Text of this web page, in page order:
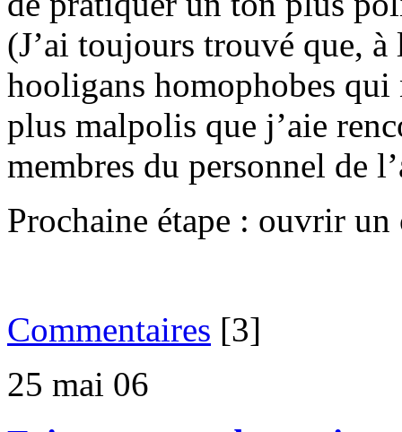
(J’ai toujours trouvé que, à
hooligans homophobes qui
plus malpolis que j’aie
membres du personnel de
Prochaine étape : ouvrir un
Commentaires [3]
25 mai 06